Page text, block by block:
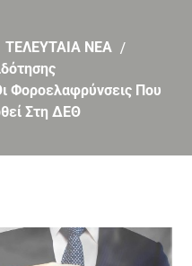
ΤΕΛΕΥΤΑΙΑ ΝΕΑ
Φοροελαφρύνσεις Που
Στη ΔΕΘ